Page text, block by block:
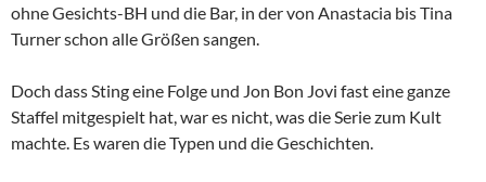
ohne Gesichts-BH und die Bar, in der von Anastacia bis Tina
Turner schon alle Größen sangen.
Doch dass Sting eine Folge und Jon Bon Jovi fast eine ganze
Staffel mitgespielt hat, war es nicht, was die Serie zum Kult
machte. Es waren die Typen und die Geschichten.